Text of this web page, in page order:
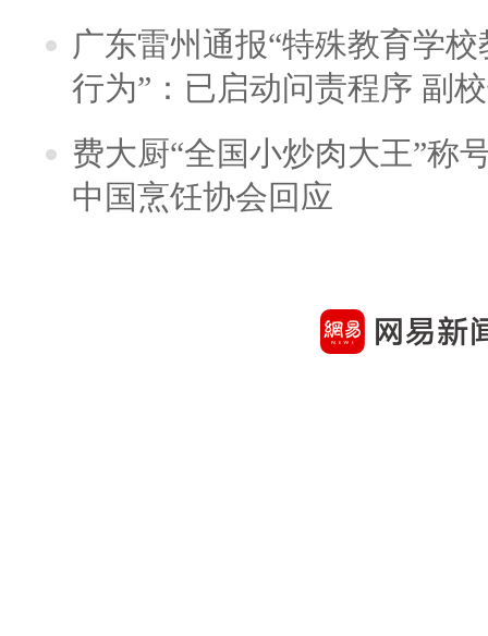
广东雷州通报“特殊教育学
行为”：已启动问责程序 副
费大厨“全国小炒肉大王”称
中国烹饪协会回应